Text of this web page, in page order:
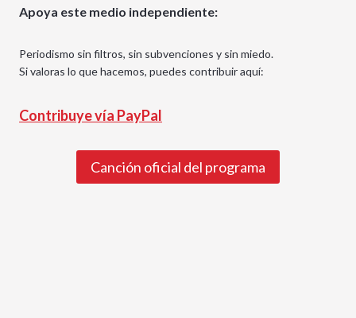
Apoya este medio independiente:
Periodismo sin filtros, sin subvenciones y sin miedo.
Si valoras lo que hacemos, puedes contribuir aquí:
Contribuye vía PayPal
Canción oficial del programa